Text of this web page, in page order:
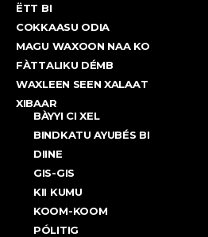
ËTT BI
COKKAASU ODIA
MAGU WAXOON NAA KO
FÀTTALIKU DÉMB
WAXLEEN SEEN XALAAT
XIBAAR
BÀYYI CI XEL
BINDKATU AYUBÉS BI
DIINE
GIS-GIS
KII KUMU
KOOM-KOOM
PÓLITIG